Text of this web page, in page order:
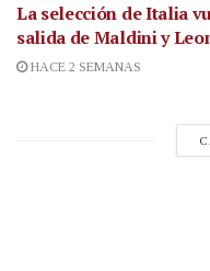
La selección de Italia
salida de Maldini y
HACE 2 SEMANAS